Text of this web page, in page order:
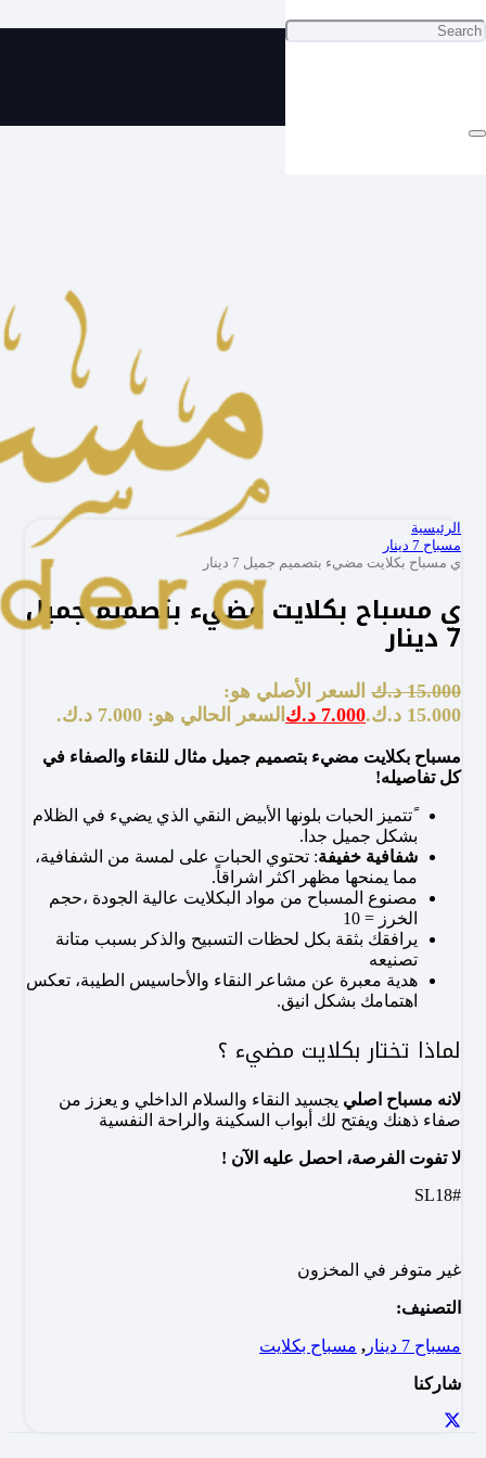
ي مسباح بكلايت مضيء بتصميم
الرئيسية
مسباح 7 دينار
ي مسباح بكلايت مضيء بتصميم جميل 7 دينار
ي مسباح بكلايت مضيء بتصميم جميل
7 دينار
15.000 د.ك السعر الأصلي هو:
15.000 د.ك.
7.000 د.ك السعر الحالي هو: 7.000 د.ك.
مسباح بكلايت مضيء بتصميم جميل مثال للنقاء والصفاء في
كل تفاصيله!
ًتتميز الحبات بلونها الأبيض النقي الذي يضيء في الظلام
بشكل جميل جدا.
شفافية خفيفة: تحتوي الحبات على لمسة من الشفافية،
مما يمنحها مظهر اكثر اشراقاً.
مصنوع المسباح من مواد البكلايت عالية الجودة ،حجم
الخرز = 10
يرافقك بثقة بكل لحظات التسبيح والذكر بسبب متانة
تصنيعه
هدية معبرة عن مشاعر النقاء والأحاسيس الطيبة، تعكس
اهتمامك بشكل انيق.
لماذا تختار بكلايت مضيء ؟
لانه مسباح اصلي يجسيد النقاء والسلام الداخلي و يعزز من
صفاء ذهنك ويفتح لك أبواب السكينة والراحة النفسية
لا تفوت الفرصة، احصل عليه الآن !
#SL18
غير متوفر في المخزون
التصنيف:
مسباح 7 دينار , مسباح بكلايت
شاركنا